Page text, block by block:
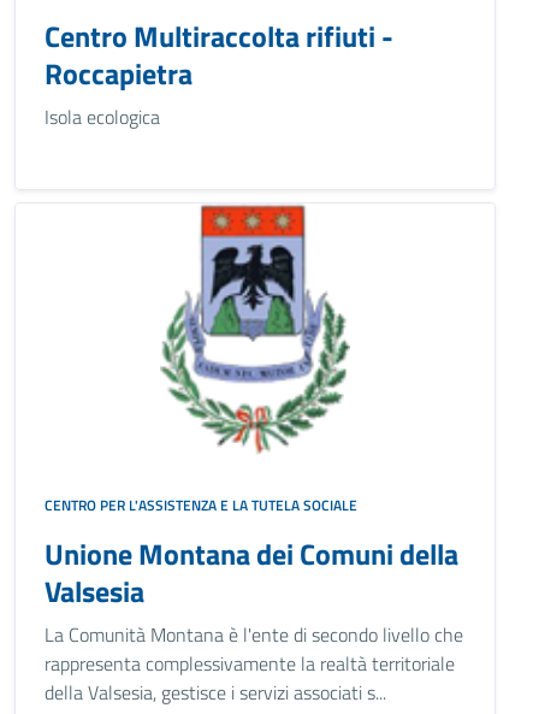
Centro Multiraccolta rifiuti -
Roccapietra
Isola ecologica
CENTRO PER L'ASSISTENZA E LA TUTELA SOCIALE
Unione Montana dei Comuni della
Valsesia
La Comunità Montana è l'ente di secondo livello che
rappresenta complessivamente la realtà territoriale
della Valsesia, gestisce i servizi associati s...